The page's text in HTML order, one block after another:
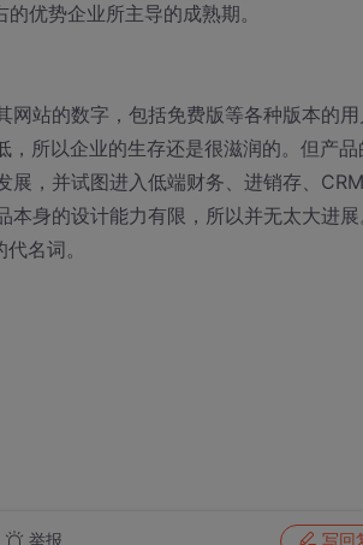
优势企业所主导的成熟期。
站的数字，包括免费版等各种版本的用
所以企业的生存还是很滋润的。但产品
，并试图进入低端财务、进销存、
身的设计能力有限，所以并无太大进展
名词。
举报 写回